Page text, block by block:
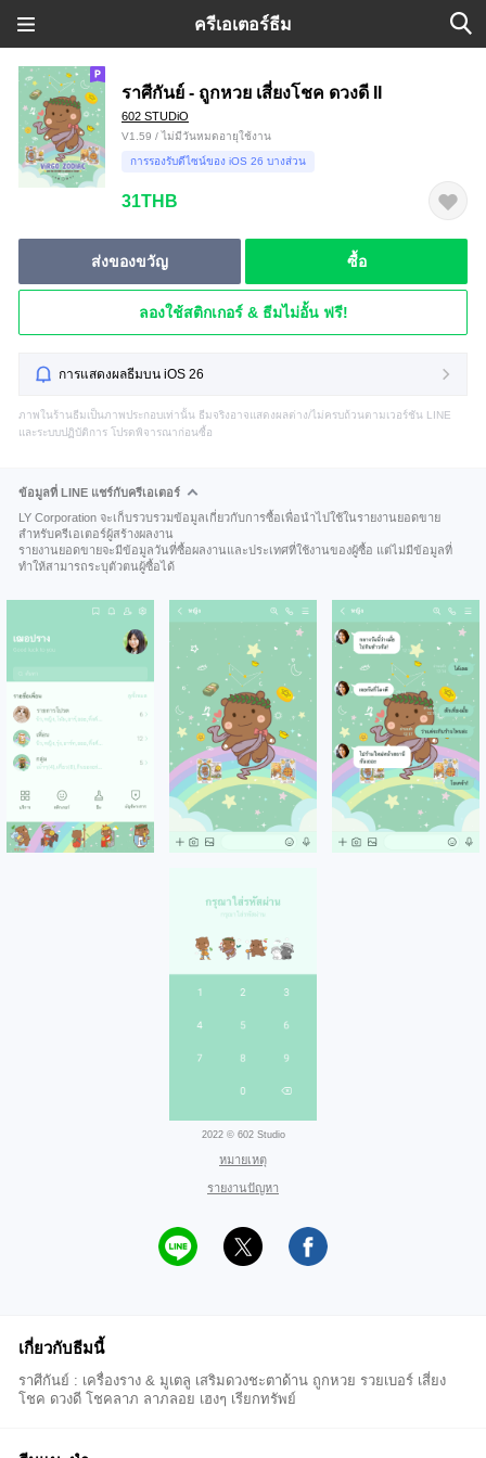
ครีเอเตอร์ธีม
ราศีกันย์ - ถูกหวย เสี่ยงโชค ดวงดี II
602 STUDiO
V1.59 / ไม่มีวันหมดอายุใช้งาน
การรองรับดีไซน์ของ iOS 26 บางส่วน
31THB
ส่งของขวัญ ซื้อ
ลองใช้สติกเกอร์ & ธีมไม่อั้น ฟรี!
การแสดงผลธีมบน iOS 26
ภาพในร้านธีมเป็นภาพประกอบเท่านั้น ธีมจริงอาจแสดงผลต่าง/ไม่ครบถ้วนตามเวอร์ชัน LINE
และระบบปฏิบัติการ โปรดพิจารณาก่อนซื้อ
ข้อมูลที่ LINE แชร์กับครีเอเตอร์
LY Corporation จะเก็บรวบรวมข้อมูลเกี่ยวกับการซื้อเพื่อนำไปใช้ในรายงานยอดขาย
สำหรับครีเอเตอร์ผู้สร้างผลงาน
รายงานยอดขายจะมีข้อมูลวันที่ซื้อผลงานและประเทศที่ใช้งานของผู้ซื้อ แต่ไม่มีข้อมูลที่
ทำให้สามารถระบุตัวตนผู้ซื้อได้
2022 © 602 Studio
หมายเหตุ
รายงานปัญหา
เกี่ยวกับธีมนี้
ราศีกันย์ : เครื่องราง & มูเตลู เสริมดวงชะตาด้าน ถูกหวย รวยเบอร์ เสี่ยง
โชค ดวงดี โชคลาภ ลาภลอย เฮงๆ เรียกทรัพย์